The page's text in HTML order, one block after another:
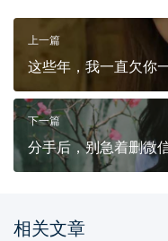
上一篇
这些年，我一直欠你
下一篇
分手后，别急着删微
相关文章